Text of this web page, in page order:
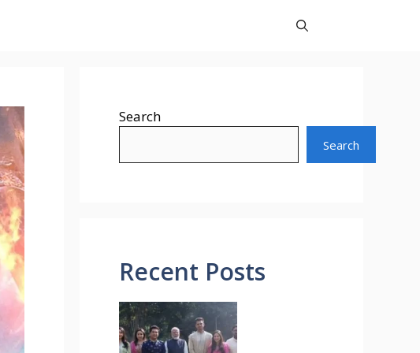
Search
Search
Recent Posts